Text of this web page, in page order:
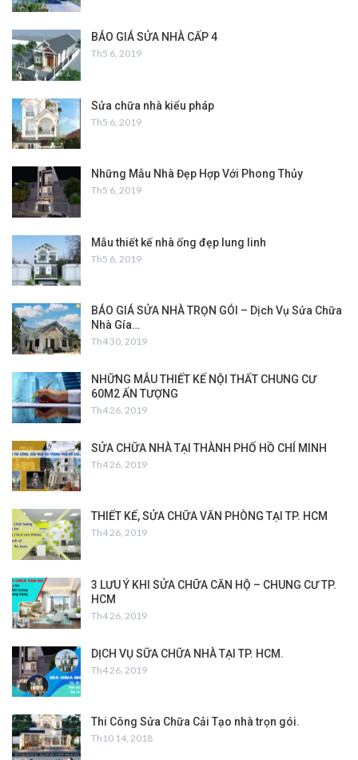
BÁO GIÁ SỬA NHÀ CẤP 4
Th5 6, 2019
Sửa chữa nhà kiểu pháp
Th5 6, 2019
Những Mẫu Nhà Đẹp Hợp Với Phong Thủy
Th5 6, 2019
Mẫu thiết kế nhà ống đẹp lung linh
Th5 6, 2019
BÁO GIÁ SỬA NHÀ TRỌN GÓI – Dịch Vụ Sửa Chữa
Nhà Gía…
Th4 30, 2019
NHỮNG MẪU THIẾT KẾ NỘI THẤT CHUNG CƯ
60M2 ẤN TƯỢNG
Th4 26, 2019
SỬA CHỮA NHÀ TẠI THÀNH PHỐ HỒ CHÍ MINH
Th4 26, 2019
THIẾT KẾ, SỬA CHỮA VĂN PHÒNG TẠI TP. HCM
Th4 26, 2019
3 LƯU Ý KHI SỬA CHỮA CĂN HỘ – CHUNG CƯ TP.
HCM
Th4 26, 2019
DỊCH VỤ SỮA CHỮA NHÀ TẠI TP. HCM.
Th4 26, 2019
Thi Công Sửa Chữa Cải Tạo nhà trọn gói.
Th10 14, 2018